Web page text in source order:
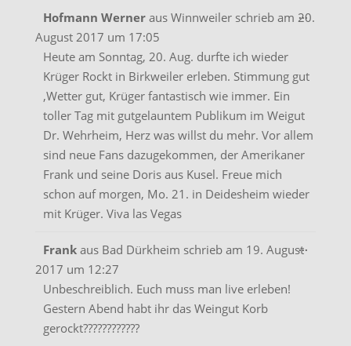
Hofmann Werner aus Winnweiler schrieb am 20.
August 2017 um 17:05
Heute am Sonntag, 20. Aug. durfte ich wieder
Krüger Rockt in Birkweiler erleben. Stimmung gut
,Wetter gut, Krüger fantastisch wie immer. Ein
toller Tag mit gutgelauntem Publikum im Weigut
Dr. Wehrheim, Herz was willst du mehr. Vor allem
sind neue Fans dazugekommen, der Amerikaner
Frank und seine Doris aus Kusel. Freue mich
schon auf morgen, Mo. 21. in Deidesheim wieder
mit Krüger. Viva las Vegas
...Diese
Frank aus Bad Dürkheim schrieb am 19. August
2017 um 12:27
Unbeschreiblich. Euch muss man live erleben!
Gestern Abend habt ihr das Weingut Korb
gerockt????????????
...